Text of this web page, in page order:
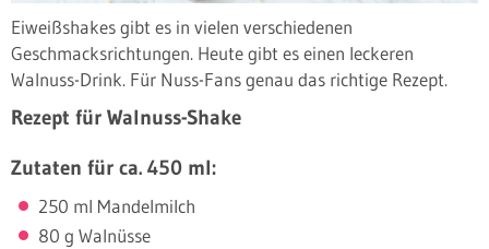
Eiweißshakes gibt es in vielen verschiedenen
Geschmacksrichtungen. Heute gibt es einen leckeren
Walnuss-Drink. Für Nuss-Fans genau das richtige Rezept.
Rezept für Walnuss-Shake
Zutaten für ca. 450 ml:
250 ml Mandelmilch
80 g Walnüsse